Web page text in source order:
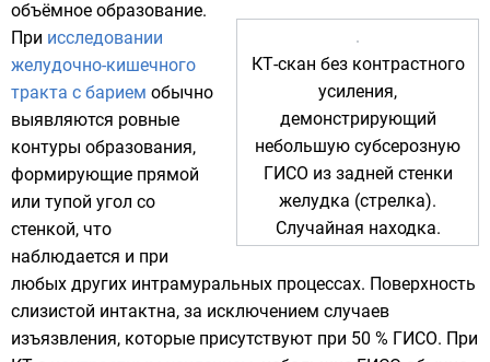
КТ-скан без контрастного
усиления,
демонстрирующий
небольшую субсерозную
ГИСО из задней стенки
желудка (стрелка).
Случайная находка.
объёмное образование.
При исследовании
желудочно-кишечного
тракта с барием обычно
выявляются ровные
контуры образования,
формирующие прямой
или тупой угол со
стенкой, что
наблюдается и при
любых других интрамуральных процессах. Поверхность
слизистой интактна, за исключением случаев
изъязвления, которые присутствуют при 50 % ГИСО. При